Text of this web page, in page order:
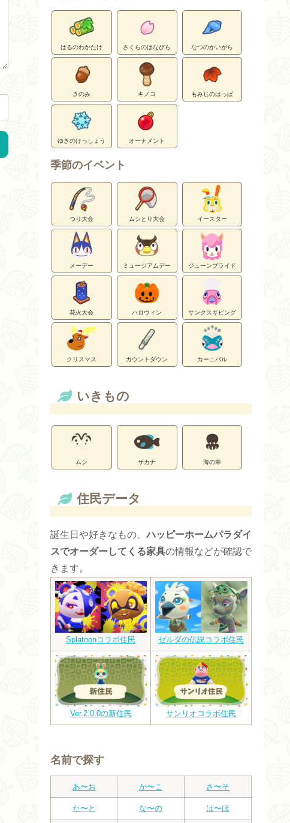
はるのわかたけ さくらのはなびら なつのかいがら
きのみ キノコ もみじのはっぱ
ゆきのけっしょう オーナメント
季節のイベント
つり大会 ムシとり大会 イースター
メーデー ミュージアムデー ジューンブライド
花火大会 ハロウィン サンクスギビング
クリスマス カウントダウン カーニバル
いきもの
ムシ サカナ 海の幸
住民データ
誕生日や好きなもの、ハッピーホームパラダイ
スでオーダーしてくる家具の情報などが確認で
きます。
Splatoonコラボ住民 ゼルダの伝説コラボ住民
Ver.2.0.0の新住民 サンリオコラボ住民
名前で探す
あ〜お か〜こ さ〜そ
た〜と な〜の は〜ほ